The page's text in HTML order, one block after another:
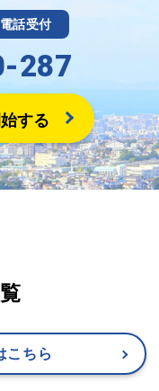
話受付
287
する
こちら